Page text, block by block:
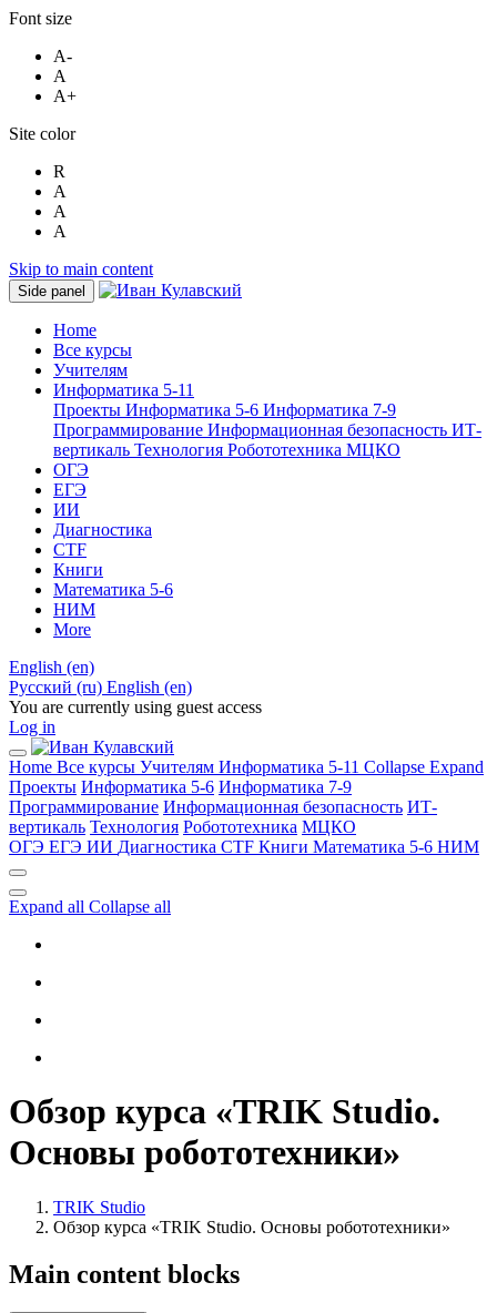
Font size
A-
A
A+
Site color
R
A
A
A
Skip to main content
Side panel
Home
Все курсы
Учителям
Информатика 5-11
Проекты Информатика 5-6 Информатика 7-9
Программирование Информационная безопасность ИТ-
вертикаль Технология Робототехника МЦКО
ОГЭ
ЕГЭ
ИИ
Диагностика
CTF
Книги
Математика 5-6
НИМ
More
English ‎(en)‎
Русский ‎(ru)‎ English ‎(en)‎
You are currently using guest access
Log in
Home Все курсы Учителям Информатика 5-11 Collapse Expand
Проекты Информатика 5-6 Информатика 7-9
Программирование Информационная безопасность ИТ-
вертикаль Технология Робототехника МЦКО
ОГЭ ЕГЭ ИИ Диагностика CTF Книги Математика 5-6 НИМ
Expand all Collapse all
Обзор курса «TRIK Studio.
Основы робототехники»
TRIK Studio
Обзор курса «TRIK Studio. Основы робототехники»
Main content blocks